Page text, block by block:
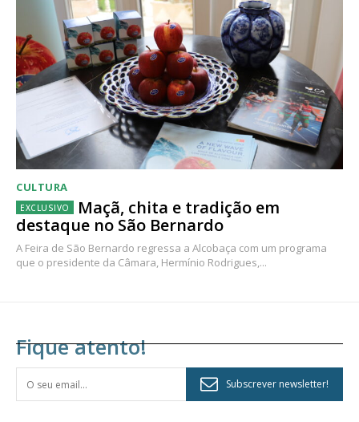
CULTURA
Maçã, chita e tradição em
destaque no São Bernardo
A Feira de São Bernardo regressa a Alcobaça com um programa
que o presidente da Câmara, Hermínio Rodrigues,...
Fique atento!
Subscrever newsletter!